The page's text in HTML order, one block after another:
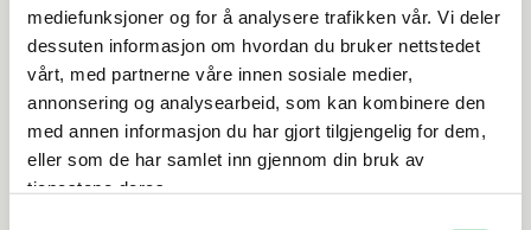
mediefunksjoner og for å analysere trafikken vår. Vi deler
dessuten informasjon om hvordan du bruker nettstedet
vårt, med partnerne våre innen sosiale medier,
annonsering og analysearbeid, som kan kombinere den
med annen informasjon du har gjort tilgjengelig for dem,
eller som de har samlet inn gjennom din bruk av
tjenestene deres.
Leveringsinformasjon
Dokumentasjon